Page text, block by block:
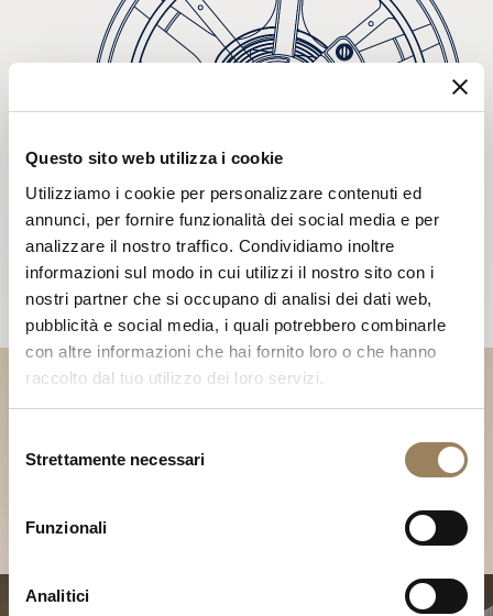
Questo sito web utilizza i cookie
Utilizziamo i cookie per personalizzare contenuti ed
annunci, per fornire funzionalità dei social media e per
analizzare il nostro traffico. Condividiamo inoltre
informazioni sul modo in cui utilizzi il nostro sito con i
nostri partner che si occupano di analisi dei dati web,
pubblicità e social media, i quali potrebbero combinarle
con altre informazioni che hai fornito loro o che hanno
raccolto dal tuo utilizzo dei loro servizi.
delStrettamente necessari
Funzionali
Analitici
Scopri le nostre collezioni in
Boutique